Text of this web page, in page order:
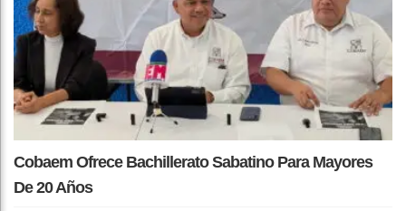
Cobaem Ofrece Bachillerato Sabatino Para Mayores
De 20 Años